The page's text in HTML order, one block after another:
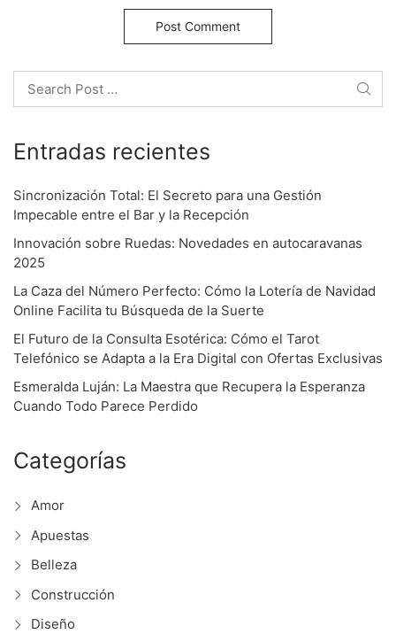
o
Entradas recientes
Sincronización Total: El Secreto para una Gestión
Impecable entre el Bar y la Recepción
Innovación sobre Ruedas: Novedades en autocaravanas
2025
La Caza del Número Perfecto: Cómo la Lotería de Navidad
Online Facilita tu Búsqueda de la Suerte
El Futuro de la Consulta Esotérica: Cómo el Tarot
Telefónico se Adapta a la Era Digital con Ofertas Exclusivas
Esmeralda Luján: La Maestra que Recupera la Esperanza
Cuando Todo Parece Perdido
Categorías
Amor
Apuestas
Belleza
Construcción
Diseño